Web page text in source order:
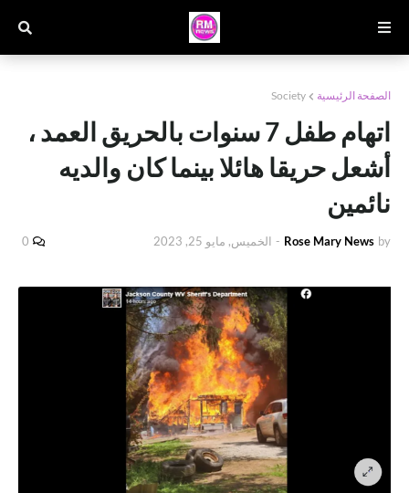
الصفحة الرئيسية Society
اتهام طفل 7 سنوات بالحريق العمد ،
أشعل حريقا هائلا بينما كان والديه
نائمين
by
Rose Mary News
- الخميس, مايو 25, 2023 0